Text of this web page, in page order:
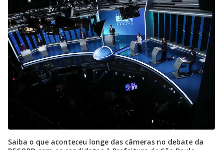
Saiba o que aconteceu longe das câmeras no debate da